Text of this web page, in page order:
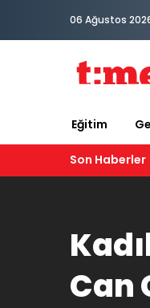
06 Ağustos
Eğitim
Son Haberler
Can